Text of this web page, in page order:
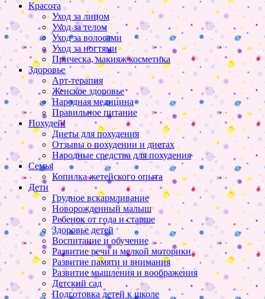
Красота
Уход за лицом
Уход за телом
Уход за волосами
Уход за ногтями
Прическа, макияж косметика
Здоровье
Арт-терапия
Женское здоровье
Народная медицина
Правильное питание
Похудей!
Диеты для похудения
Отзывы о похудении и диетах
Народные средства для похудения
Семья
Копилка жетейского опыта
Дети
Грудное вскармливание
Новорожденный малыш
Ребенок от года и старше
Здоровье детей
Воспитание и обучение
Развитие речи и мелкой моторики
Развитие памяти и внимания
Развитие мышления и воображения
Детский сад
Подготовка детей к школе